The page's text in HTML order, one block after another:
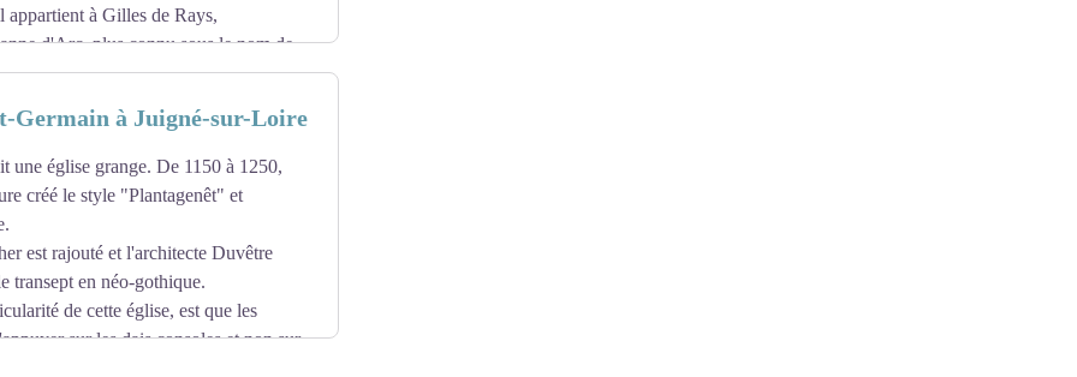
appartient à Gilles de Rays,
d'Arc, plus connu sous le nom de
il est reconstruit et subit l'influence
comme des bouches à feu, base d’une
enjambait les anciennes douves.
partent du château vers
visite pas.
Germain à Juigné-sur-Loire
une église grange. De 1150 à 1250,
créé le style "Plantagenêt" et
est rajouté et l'architecte Duvêtre
transept en néo-gothique.
de cette église, est que les
sur les dais consoles et non sur